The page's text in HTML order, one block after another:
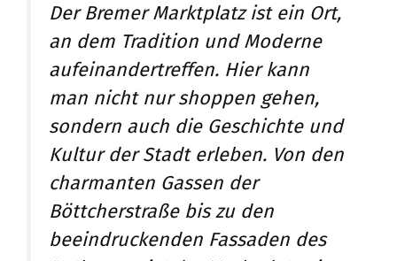
Der Bremer Marktplatz ist ein Ort,
an dem Tradition und Moderne
aufeinandertreffen. Hier kann
man nicht nur shoppen gehen,
sondern auch die Geschichte und
Kultur der Stadt erleben. Von den
charmanten Gassen der
Böttcherstraße bis zu den
beeindruckenden Fassaden des